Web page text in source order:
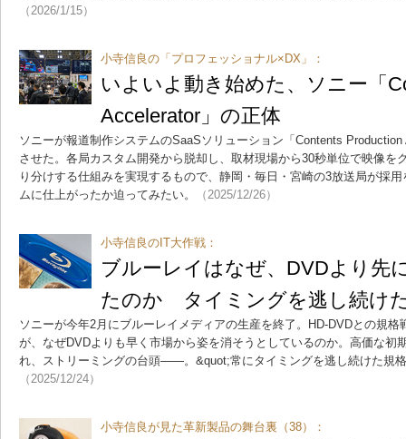
（2026/1/15）
小寺信良の「プロフェッショナル×DX」：
いよいよ動き始めた、ソニー「
Accelerator」の正体
ソニーが報道制作システムのSaaSソリューション「Contents
させた。各局カスタム開発から脱却し、取材現場から30秒単位で映像を
り分けする仕組みを実現するもので、静岡・毎日・宮崎の3放送局が採
ムに仕上がったか迫ってみたい。
（2025/12/26）
小寺信良のIT大作戦：
ブルーレイはなぜ、DVDより先
たのか タイミングを逃し続けた
ソニーが今年2月にブルーレイメディアの生産を終了。HD-DVDとの規
が、なぜDVDよりも早く市場から姿を消そうとしているのか。高価な初
れ、ストリーミングの台頭――。&quot;常にタイミングを逃し続けた規
（2025/12/24）
小寺信良が見た革新製品の舞台裏（38）：